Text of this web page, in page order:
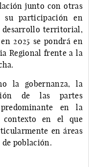
junto con otras
su participación en
desarrollo territorial,
2025 se pondrá en
Regional frente a la
la gobernanza, la
de las partes
en la
contexto en el que
en áreas
población.